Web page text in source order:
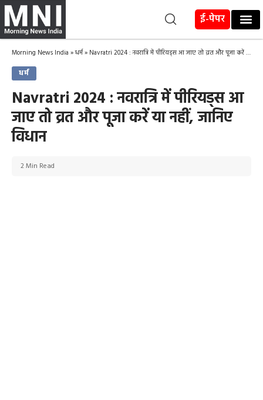
ई-पेपर
Morning News India »धर्म» Navratri 2024 : नवरात्रि में पीरियड्स आ जाए तो व्रत और पूजा करें या नहीं, जानिए विधान
धर्म
Navratri 2024 : नवरात्रि में पीरियड्स आ
जाए तो व्रत और पूजा करें या नहीं, जानिए
विधान
2 Min Read